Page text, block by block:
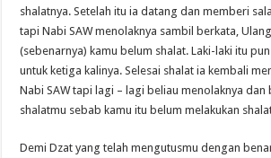
shalatnya. Setelah itu ia datang dan memberi
tapi Nabi SAW menolaknya sambil berkata,
(sebenarnya) kamu belum shalat. Laki-laki itu
untuk ketiga kalinya. Selesai shalat ia kembali
Nabi SAW tapi lagi – lagi beliau menolaknya
shalatmu sebab kamu itu belum melakukan
Demi Dzat yang telah mengutusmu dengan